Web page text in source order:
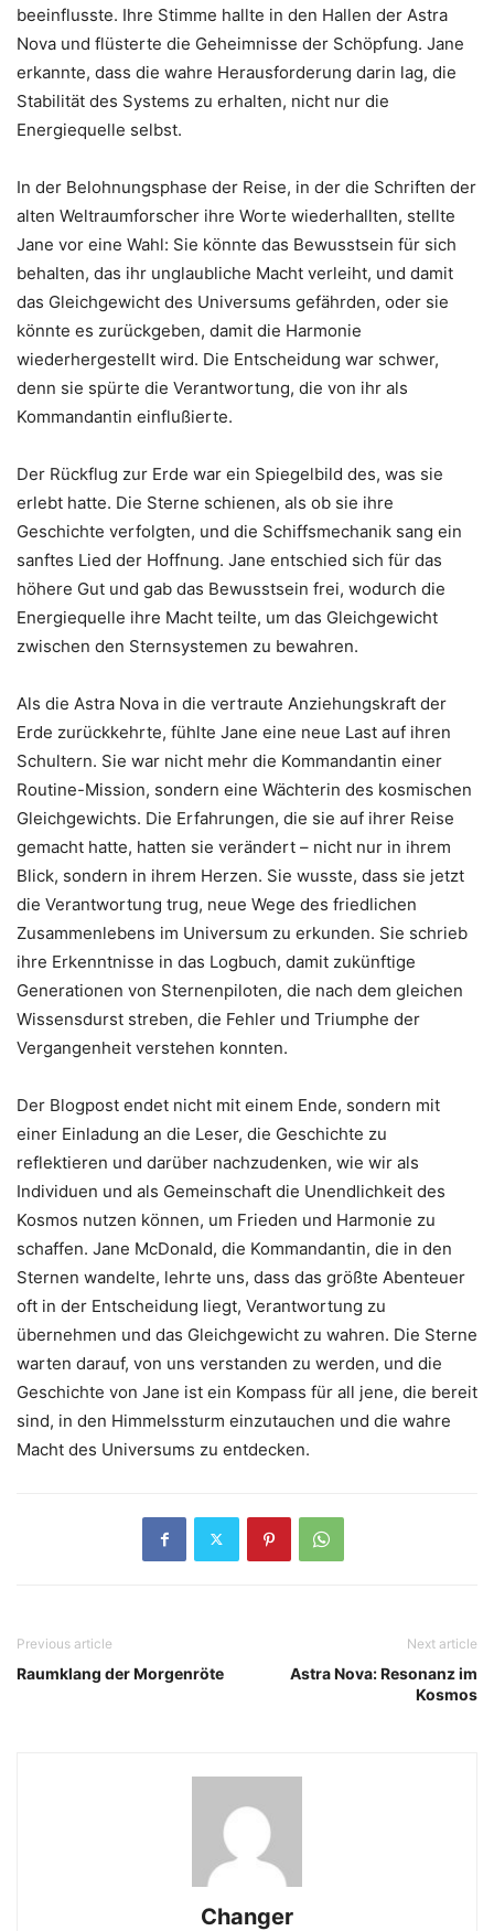
beeinflusste. Ihre Stimme hallte in den Hallen der Astra
Nova und flüsterte die Geheimnisse der Schöpfung. Jane
erkannte, dass die wahre Herausforderung darin lag, die
Stabilität des Systems zu erhalten, nicht nur die
Energiequelle selbst.
In der Belohnungsphase der Reise, in der die Schriften der
alten Weltraumforscher ihre Worte wiederhallten, stellte
Jane vor eine Wahl: Sie könnte das Bewusstsein für sich
behalten, das ihr unglaubliche Macht verleiht, und damit
das Gleichgewicht des Universums gefährden, oder sie
könnte es zurückgeben, damit die Harmonie
wiederhergestellt wird. Die Entscheidung war schwer,
denn sie spürte die Verantwortung, die von ihr als
Kommandantin einflußierte.
Der Rückflug zur Erde war ein Spiegelbild des, was sie
erlebt hatte. Die Sterne schienen, als ob sie ihre
Geschichte verfolgten, und die Schiffsmechanik sang ein
sanftes Lied der Hoffnung. Jane entschied sich für das
höhere Gut und gab das Bewusstsein frei, wodurch die
Energiequelle ihre Macht teilte, um das Gleichgewicht
zwischen den Sternsystemen zu bewahren.
Als die Astra Nova in die vertraute Anziehungskraft der
Erde zurückkehrte, fühlte Jane eine neue Last auf ihren
Schultern. Sie war nicht mehr die Kommandantin einer
Routine-Mission, sondern eine Wächterin des kosmischen
Gleichgewichts. Die Erfahrungen, die sie auf ihrer Reise
gemacht hatte, hatten sie verändert – nicht nur in ihrem
Blick, sondern in ihrem Herzen. Sie wusste, dass sie jetzt
die Verantwortung trug, neue Wege des friedlichen
Zusammenlebens im Universum zu erkunden. Sie schrieb
ihre Erkenntnisse in das Logbuch, damit zukünftige
Generationen von Sternenpiloten, die nach dem gleichen
Wissensdurst streben, die Fehler und Triumphe der
Vergangenheit verstehen konnten.
Der Blogpost endet nicht mit einem Ende, sondern mit
einer Einladung an die Leser, die Geschichte zu
reflektieren und darüber nachzudenken, wie wir als
Individuen und als Gemeinschaft die Unendlichkeit des
Kosmos nutzen können, um Frieden und Harmonie zu
schaffen. Jane McDonald, die Kommandantin, die in den
Sternen wandelte, lehrte uns, dass das größte Abenteuer
oft in der Entscheidung liegt, Verantwortung zu
übernehmen und das Gleichgewicht zu wahren. Die Sterne
warten darauf, von uns verstanden zu werden, und die
Geschichte von Jane ist ein Kompass für all jene, die bereit
sind, in den Himmelssturm einzutauchen und die wahre
Macht des Universums zu entdecken.
Previous article
Raumklang der Morgenröte
Next article
Astra Nova: Resonanz im
Kosmos
Changer